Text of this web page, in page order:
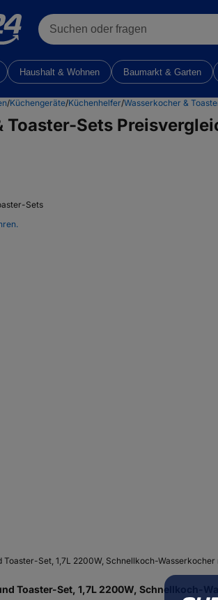
Suchen oder fragen
Haushalt & Wohnen Baumarkt & Garten
/Küchengeräte/Küchenhelfer/Wasserkocher &
Toaster-Sets
Sets
Toaster-Set, 1,7L 2200W, Schnellkoch-